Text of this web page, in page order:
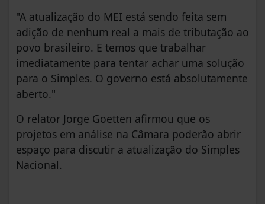
"A atualização do MEI está sendo feita sem
adição de nenhum real a mais de tributação ao
povo brasileiro. E temos que trabalhar
imediatamente para tentar achar uma solução
para o Simples. O governo está absolutamente
aberto."
O relator Jorge Goetten afirmou que os
projetos em análise na Câmara poderão abrir
espaço para discutir a atualização do Simples
Nacional.